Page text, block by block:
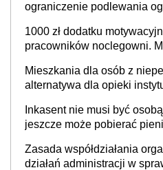
ograniczenie podlewania
cały kraj
1000 zł dodatku
pracowników noclegowni.
Mieszkania dla osób z
alternatywa dla opieki
Inkasent nie musi być
jeszcze może pobierać
Zasada współdziałania
działań administracji w